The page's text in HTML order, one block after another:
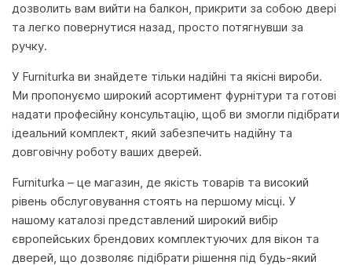
дозволить вам вийти на балкон, прикрити за собою двері
та легко повернутися назад, просто потягнувши за
ручку.
У Furniturka ви знайдете тільки надійні та якісні вироби.
Ми пропонуємо широкий асортимент фурнітури та готові
надати професійну консультацію, щоб ви змогли підібрати
ідеальний комплект, який забезпечить надійну та
довговічну роботу ваших дверей.
Furniturka – це магазин, де якість товарів та високий
рівень обслуговування стоять на першому місці. У
нашому каталозі представлений широкий вибір
європейських брендових комплектуючих для вікон та
дверей, що дозволяє підібрати рішення під будь-який